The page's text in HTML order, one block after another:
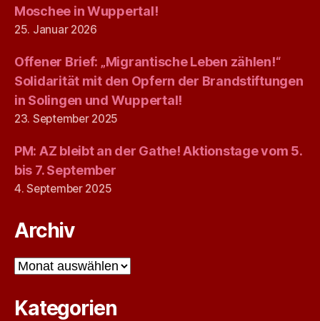
Moschee in Wuppertal!
25. Januar 2026
Offener Brief: „Migrantische Leben zählen!“
Solidarität mit den Opfern der Brandstiftungen
in Solingen und Wuppertal!
23. September 2025
PM: AZ bleibt an der Gathe! Aktionstage vom 5.
bis 7. September
4. September 2025
Archiv
Archiv
Kategorien